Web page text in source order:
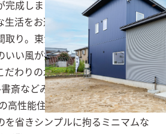
完成しました。老後も見据えつ
生活をお過ごし頂けるシンプルコ
取り。東から西へ伸びる敷地と環
いい風が抜ける設計は狙い通り！
だわりの水廻り、西側に設けた温
斎などみどころ満載です！長期
高性能住宅、4人家族対応の3LDK
を省きシンプルに拘るミニマムな